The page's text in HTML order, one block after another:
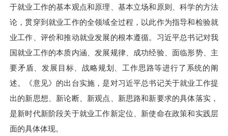
于就业工作的基本观点和原理、基本立场和原则、科学的方法
论，贯穿到就业工作的全领域全过程，以此作为指导和检验就
业工作、评价和推动就业发展的根本遵循。习近平总书记对我
国就业工作的本质内涵、发展规律、成功经验、面临形势、主
要矛盾、发展目标、战略规划、工作思路等进行了系统的阐
述。《意见》的出台实施，是对习近平总书记关于就业工作提
出的新思想、新论断、新观点、新思路和新要求的具体落实，
是新时代新阶段关于就业工作新定位、新使命在政策和实践层
面的具体体现。